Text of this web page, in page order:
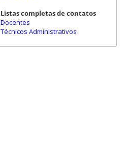
Listas completas de contatos
Docentes
Técnicos Administrativos